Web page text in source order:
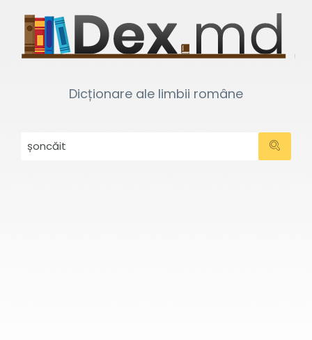
Dicționare ale limbii române